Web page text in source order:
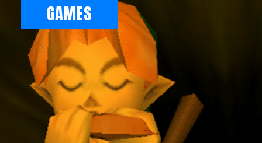
GAMES